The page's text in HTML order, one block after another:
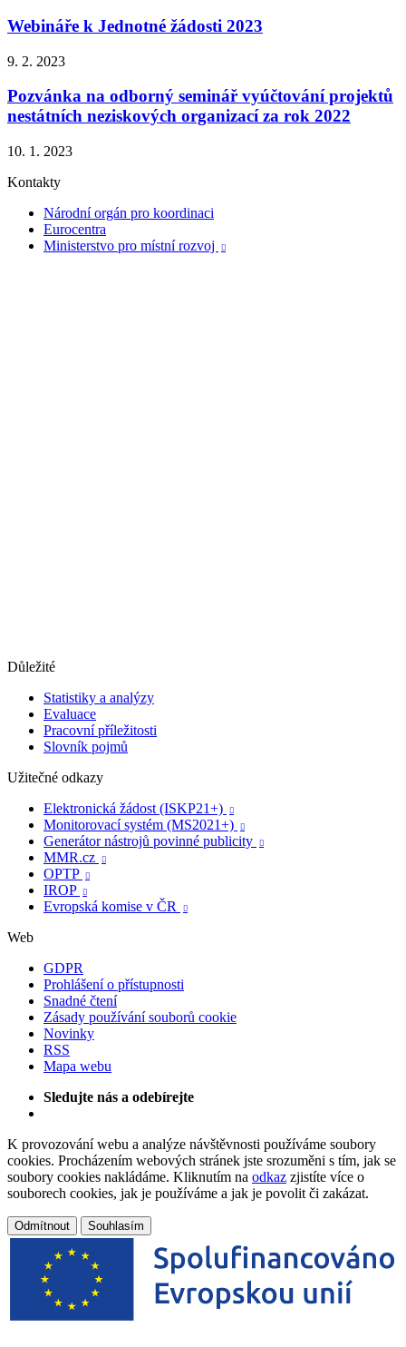
Webináře k Jednotné žádosti 2023
9. 2. 2023
Pozvánka na odborný seminář vyúčtování projektů
nestátních neziskových organizací za rok 2022
10. 1. 2023
Kontakty
Národní orgán pro koordinaci
Eurocentra
Ministerstvo pro místní rozvoj

Důležité
Statistiky a analýzy
Evaluace
Pracovní příležitosti
Slovník pojmů
Užitečné odkazy
Elektronická žádost (ISKP21+)

Monitorovací systém (MS2021+) 
Generátor nástrojů povinné publicity 
MMR.cz 
OPTP 
IROP 
Evropská komise v ČR 
Web
GDPR
Prohlášení o přístupnosti
Snadné čtení
Zásady používání souborů cookie
Novinky
RSS
Mapa webu
Sledujte nás a odebírejte
K provozování webu a analýze návštěvnosti používáme soubory
cookies. Procházením webových stránek jste srozuměni s tím, jak se
soubory cookies nakládáme. Kliknutím na odkaz zjistíte více o
souborech cookies, jak je používáme a jak je povolit či zakázat.
Odmítnout Souhlasím